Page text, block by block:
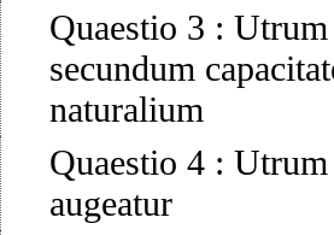
Quaestio 3 : Utrum
secundum
naturalium
Quaestio 4 : Utrum
augeatur